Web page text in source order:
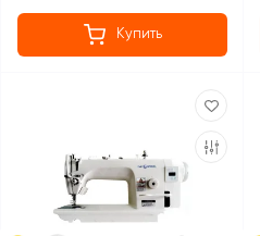
Купить